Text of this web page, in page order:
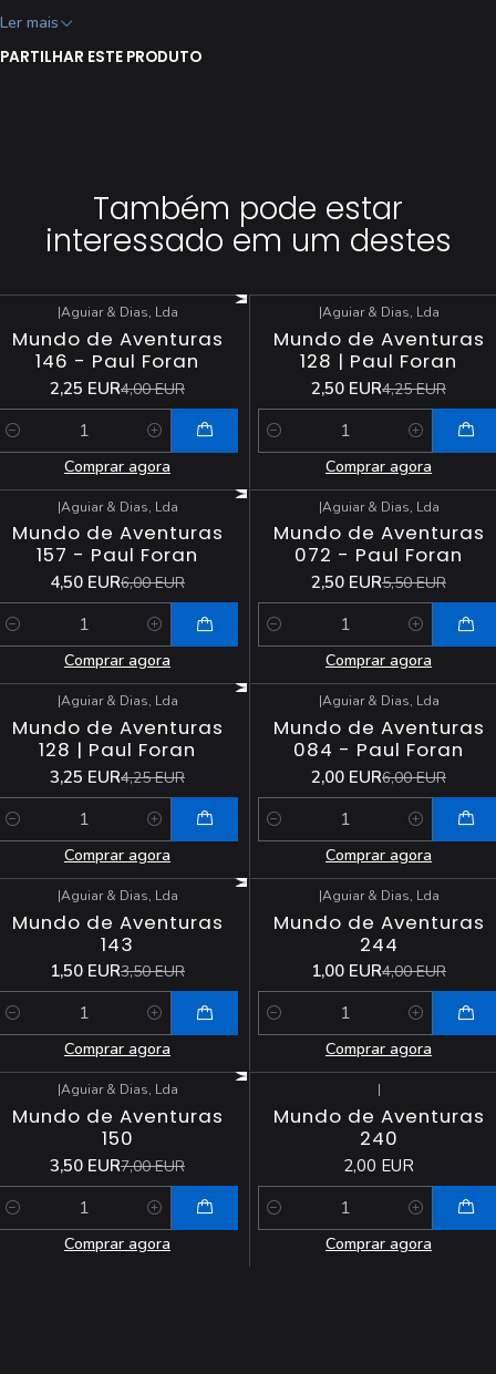
[ ] Editora: Aguiar & Dias, Lda.
[ ] Todas as revistas são fotografadas individualmente.
Ler mais
PARTILHAR ESTE PRODUTO
Também pode estar
interessado em um destes
DESCONTO
|Aguiar & Dias, Lda
Mundo de Aventuras
146 - Paul Foran
2,25 EUR4,00 EUR
Comprar agora
DESCONTO
|Aguiar & Dias, Lda
Mundo de Aventuras
128 | Paul Foran
2,50 EUR4,25 EUR
Quantidade
Comprar agora
DESCONTO
|Aguiar & Dias, Lda
Mundo de Aventuras
157 - Paul Foran
4,50 EUR6,00 EUR
Comprar agora
DESCONTO
|Aguiar & Dias, Lda
Mundo de Aventuras
072 - Paul Foran
2,50 EUR5,50 EUR
Quantidade
Comprar agora
DESCONTO
|Aguiar & Dias, Lda
Mundo de Aventuras
128 | Paul Foran
3,25 EUR4,25 EUR
Comprar agora
DESCONTO
|Aguiar & Dias, Lda
Mundo de Aventuras
084 - Paul Foran
2,00 EUR6,00 EUR
Quantidade
Comprar agora
DESCONTO
|Aguiar & Dias, Lda
Mundo de Aventuras
143
1,50 EUR3,50 EUR
Comprar agora
DESCONTO
|Aguiar & Dias, Lda
Mundo de Aventuras
244
1,00 EUR4,00 EUR
Quantidade
Comprar agora
DESCONTO
|Aguiar & Dias, Lda
Mundo de Aventuras
150
3,50 EUR7,00 EUR
Comprar agora
|
Mundo de Aventuras
240
2,00 EUR
Quantidade
Comprar agora